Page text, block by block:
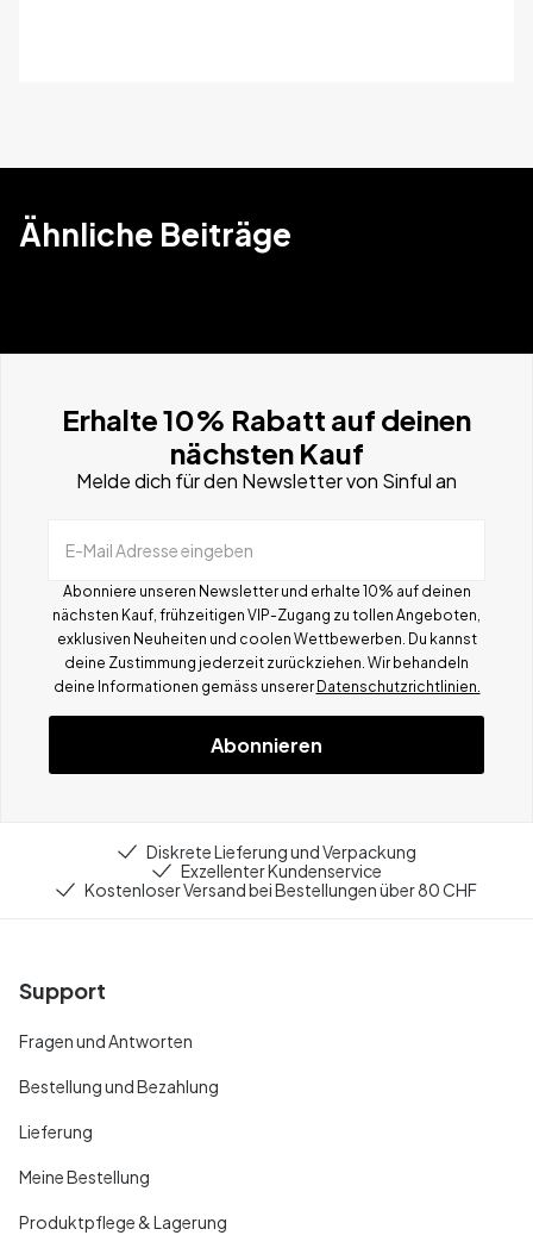
Ähnliche Beiträge
Erhalte 10% Rabatt auf deinen
nächsten Kauf
Melde dich für den Newsletter von Sinful an
E-Mail Adresse eingeben
Abonniere unseren Newsletter und erhalte 10% auf deinen
nächsten Kauf, frühzeitigen VIP-Zugang zu tollen Angeboten,
exklusiven Neuheiten und coolen Wettbewerben. Du kannst
deine Zustimmung jederzeit zurückziehen. Wir behandeln
deine Informationen gemäss unserer Datenschutzrichtlinien.
Abonnieren
Diskrete Lieferung und Verpackung
Exzellenter Kundenservice
Kostenloser Versand bei Bestellungen über 80 CHF
Support
Fragen und Antworten
Bestellung und Bezahlung
Lieferung
Meine Bestellung
Produktpflege & Lagerung